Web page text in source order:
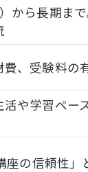
用法
ック
ポイント
ェック表
の実力
から長期ま
、受験料の
や学習ペー
の信頼性